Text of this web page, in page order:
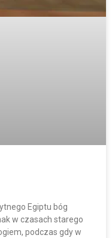
Egiptu bóg
w czasach starego
podczas gdy w